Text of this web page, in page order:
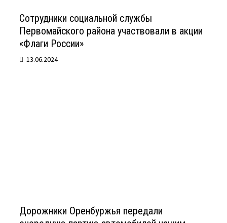
Сотрудники социальной службы
Первомайского района участвовали в акции
«Флаги России»
13.06.2024
Дорожники Оренбуржья передали